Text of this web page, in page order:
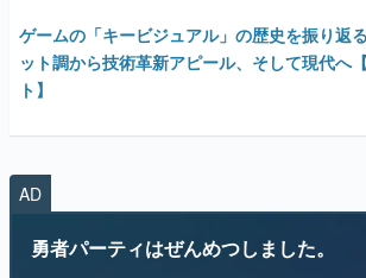
ゲームの「キービジュアル」の歴史を振り返
ット調から技術革新アピール、そして現代へ
ト】
AD
勇者パーティはぜんめつしました。